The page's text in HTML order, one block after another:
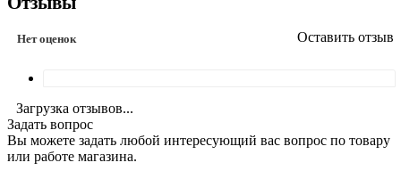
Нет оценок Оставить отзыв
Загрузка отзывов...
Задать вопрос
Вы можете задать любой интересующий вас вопрос по товару
или работе магазина.